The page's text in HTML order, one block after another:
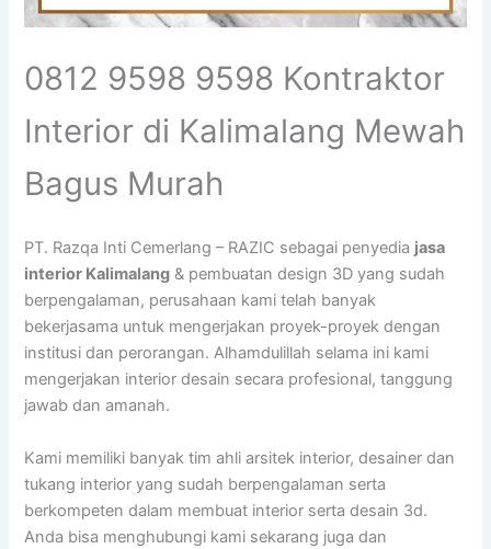
0812 9598 9598 Kontraktor
Interior di Kalimalang Mewah
Bagus Murah
PT. Razqa Inti Cemerlang – RAZIC sebagai penyedia jasa
interior Kalimalang & pembuatan design 3D yang sudah
berpengalaman, perusahaan kami telah banyak
bekerjasama untuk mengerjakan proyek-proyek dengan
institusi dan perorangan. Alhamdulillah selama ini kami
mengerjakan interior desain secara profesional, tanggung
jawab dan amanah.
Kami memiliki banyak tim ahli arsitek interior, desainer dan
tukang interior yang sudah berpengalaman serta
berkompeten dalam membuat interior serta desain 3d.
Anda bisa menghubungi kami sekarang juga dan